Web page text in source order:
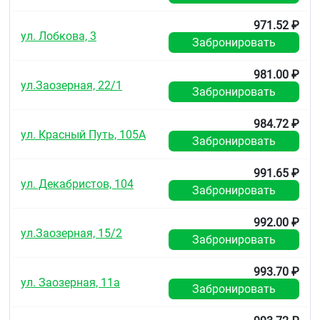
ул. Лобкова, 3
971.52 ₽
Забронировать
ул.Заозерная, 22/1
981.00 ₽
Забронировать
ул. Красный Путь, 105А
984.72 ₽
Забронировать
ул. Декабристов, 104
991.65 ₽
Забронировать
ул.Заозерная, 15/2
992.00 ₽
Забронировать
ул. Заозерная, 11а
993.70 ₽
Забронировать